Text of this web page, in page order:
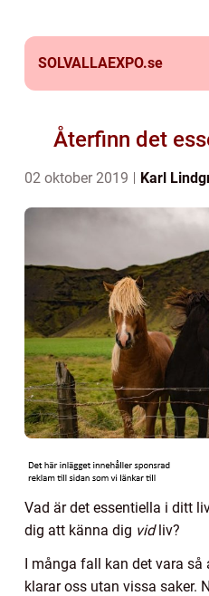
SOLVALLAEXPO.se
Återfinn det
02 oktober 2019 Karl
Vad är det essentiella i ditt
dig att känna dig vidliv?
I många fall kan det vara så
klarar oss utan vissa saker.